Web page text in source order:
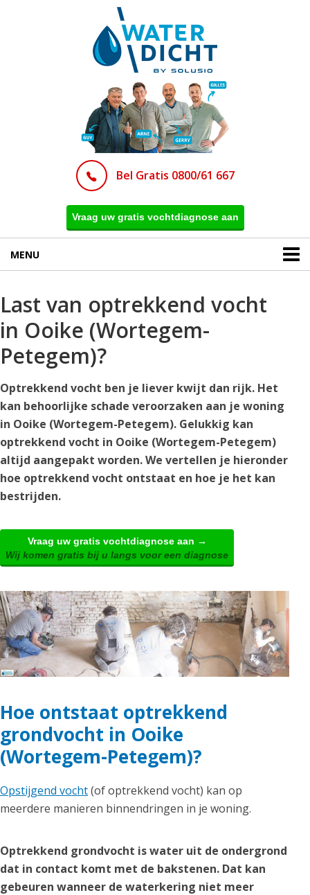
Bel Gratis 0800/61 667
Vraag uw gratis vochtdiagnose aan
MENU
Last van optrekkend vocht
in Ooike (Wortegem-
Petegem)?
Optrekkend vocht ben je liever kwijt dan rijk. Het
kan behoorlijke schade veroorzaken aan je woning
in Ooike (Wortegem-Petegem). Gelukkig kan
optrekkend vocht in Ooike (Wortegem-Petegem)
altijd aangepakt worden. We vertellen je hieronder
hoe optrekkend vocht ontstaat en hoe je het kan
bestrijden.
Vraag uw gratis vochtdiagnose aan →
Wij komen gratis bij u langs voor een diagnose
Hoe ontstaat optrekkend
grondvocht in Ooike
(Wortegem-Petegem)?
Opstijgend vocht(of optrekkend vocht) kan op
meerdere manieren binnendringen in je woning.
Optrekkend grondvocht is water uit de ondergrond
dat in contact komt met de bakstenen. Dat kan
gebeuren wanneer de waterkering niet meer